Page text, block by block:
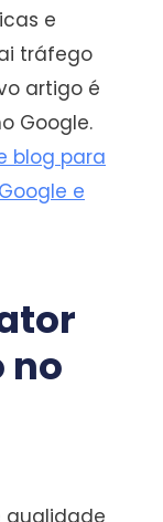
e
tráfego
artigo é
Google.
blog para
e
no